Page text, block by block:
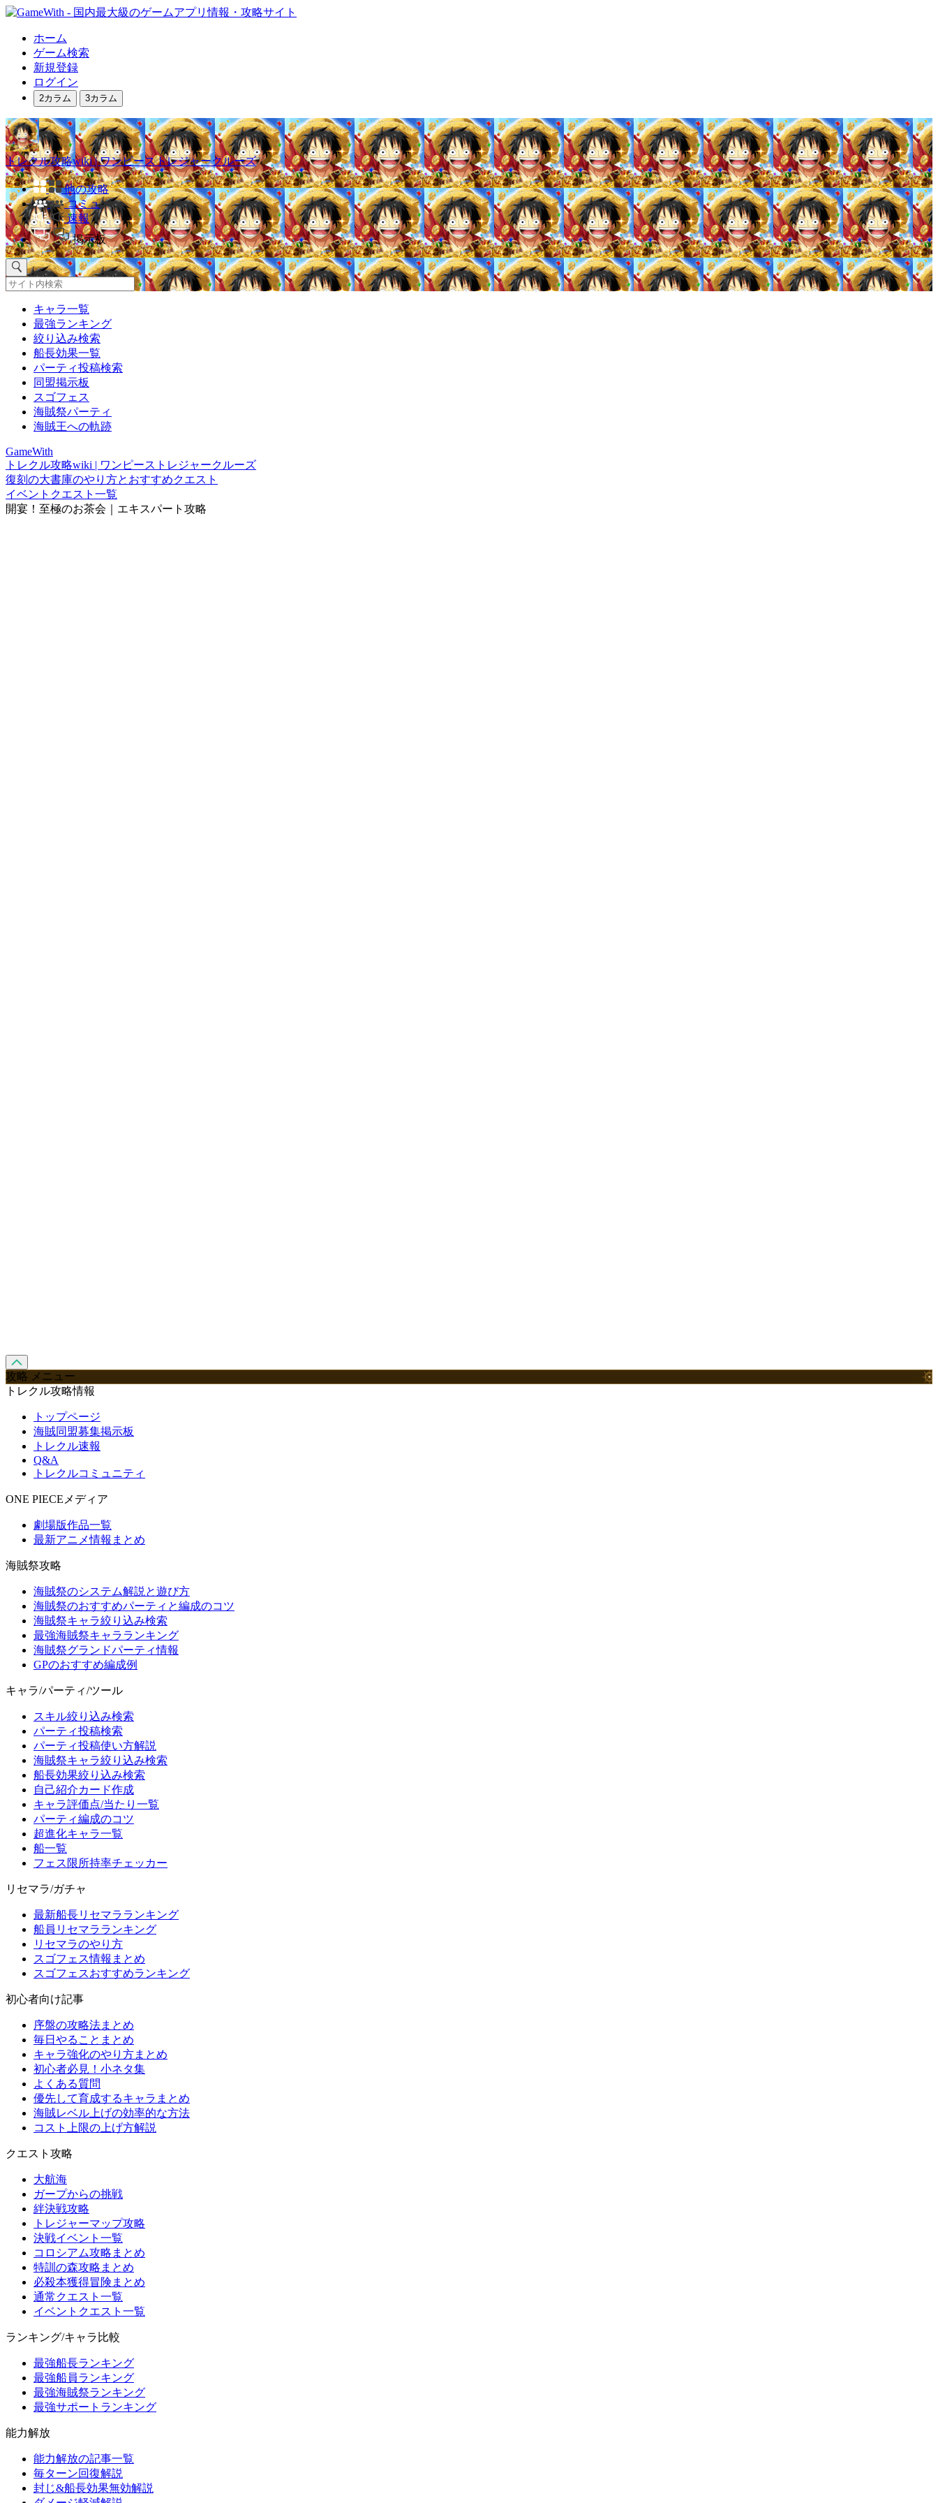
ホーム
ゲーム検索
新規登録
ログイン
2カラム 3カラム
トレクル攻略wiki | ワンピーストレジャークルーズ
他の攻略
コミュ
速報
掲示板
キャラ一覧
最強ランキング
絞り込み検索
船長効果一覧
パーティ投稿検索
同盟掲示板
スゴフェス
海賊祭パーティ
海賊王への軌跡
GameWith
トレクル攻略wiki | ワンピーストレジャークルーズ
復刻の大書庫のやり方とおすすめクエスト
イベントクエスト一覧
開宴！至極のお茶会｜エキスパート攻略
攻略 メニュー
トレクル攻略情報
トップページ
海賊同盟募集掲示板
トレクル速報
Q&A
トレクルコミュニティ
ONE PIECEメディア
劇場版作品一覧
最新アニメ情報まとめ
海賊祭攻略
海賊祭のシステム解説と遊び方
海賊祭のおすすめパーティと編成のコツ
海賊祭キャラ絞り込み検索
最強海賊祭キャラランキング
海賊祭グランドパーティ情報
GPのおすすめ編成例
キャラ/パーティ/ツール
スキル絞り込み検索
パーティ投稿検索
パーティ投稿使い方解説
海賊祭キャラ絞り込み検索
船長効果絞り込み検索
自己紹介カード作成
キャラ評価点/当たり一覧
パーティ編成のコツ
超進化キャラ一覧
船一覧
フェス限所持率チェッカー
リセマラ/ガチャ
最新船長リセマラランキング
船員リセマラランキング
リセマラのやり方
スゴフェス情報まとめ
スゴフェスおすすめランキング
初心者向け記事
序盤の攻略法まとめ
毎日やることまとめ
キャラ強化のやり方まとめ
初心者必見！小ネタ集
よくある質問
優先して育成するキャラまとめ
海賊レベル上げの効率的な方法
コスト上限の上げ方解説
クエスト攻略
大航海
ガープからの挑戦
絆決戦攻略
トレジャーマップ攻略
決戦イベント一覧
コロシアム攻略まとめ
特訓の森攻略まとめ
必殺本獲得冒険まとめ
通常クエスト一覧
イベントクエスト一覧
ランキング/キャラ比較
最強船長ランキング
最強船員ランキング
最強海賊祭ランキング
最強サポートランキング
能力解放
能力解放の記事一覧
毎ターン回復解説
封じ&船長効果無効解説